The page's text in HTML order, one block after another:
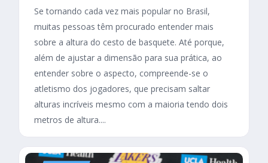
Se tornando cada vez mais popular no Brasil,
muitas pessoas têm procurado entender mais
sobre a altura do cesto de basquete. Até porque,
além de ajustar a dimensão para sua prática, ao
entender sobre o aspecto, compreende-se o
atletismo dos jogadores, que precisam saltar
alturas incríveis mesmo com a maioria tendo dois
metros de altura....